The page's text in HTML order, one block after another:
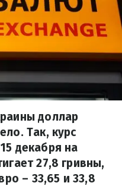
доллар
Так, курс
декабря на
27,8 гривны,
– 33,65 и 33,8